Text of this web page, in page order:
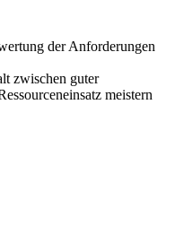
der Anforderungen
zwischen guter
meistern